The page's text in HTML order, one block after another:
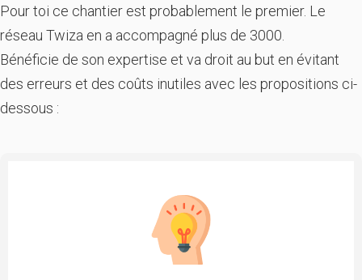
Pour toi ce chantier est probablement le premier. Le
réseau Twiza en a accompagné plus de 3000.
Bénéficie de son expertise et va droit au but en évitant
des erreurs et des coûts inutiles avec les propositions ci-
dessous :